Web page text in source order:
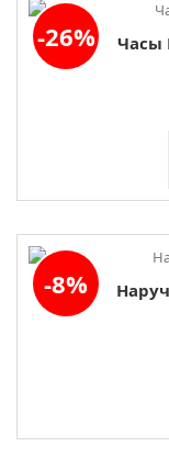
-26% Часы
-8%